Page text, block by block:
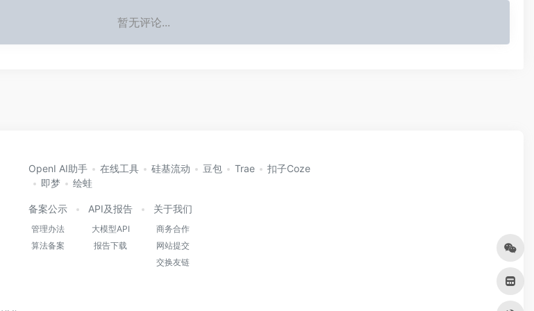
暂无评论...
OpenI AI助手 在线工具 硅基流动 豆包 Trae
扣子Coze
即梦
绘蛙
备案公示
管理办法
算法备案
API及报告
大模型API
报告下载
关于我们
商务合作
网站提交
交换友链